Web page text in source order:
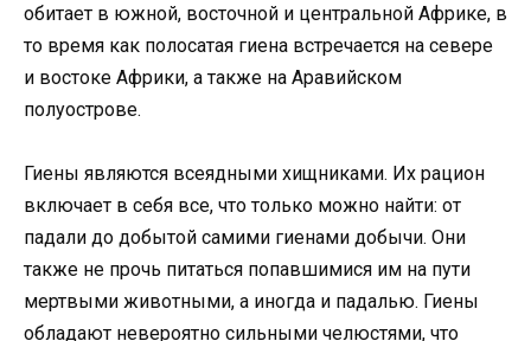
обитает в южной, восточной и центральной Африке, в
то время как полосатая гиена встречается на севере
и востоке Африки, а также на Аравийском
полуострове.
Гиены являются всеядными хищниками. Их рацион
включает в себя все, что только можно найти: от
падали до добытой самими гиенами добычи. Они
также не прочь питаться попавшимися им на пути
мертвыми животными, а иногда и падалью. Гиены
обладают невероятно сильными челюстями, что